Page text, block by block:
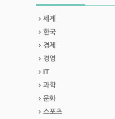
세계
한국
경제
경영
IT
과학
문화
스포츠